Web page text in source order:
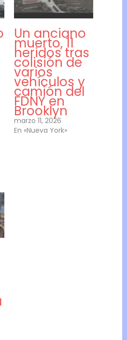
Un anciano
muerto, 11
heridos tras
colisión de
varios
vehículos y
camión del
FDNY en
Brooklyn
marzo 11, 2026
En «Nueva York»